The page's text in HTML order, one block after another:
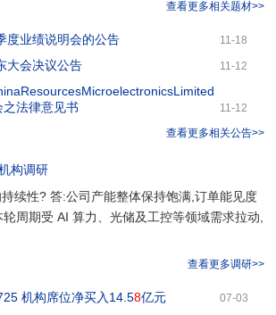
查看更多相关题材>>
度业绩说明会的公告 11-18
大会决议公告 11-12
法律意见书
11-12
查看更多相关公告>>
构调研
续性? 答:公司产能整体保持饱满,订单能见度
周期受 AI 算力、光储及工控等领域需求拉动,
查看更多调研>>
机构席位净买入14.58亿元 07-03